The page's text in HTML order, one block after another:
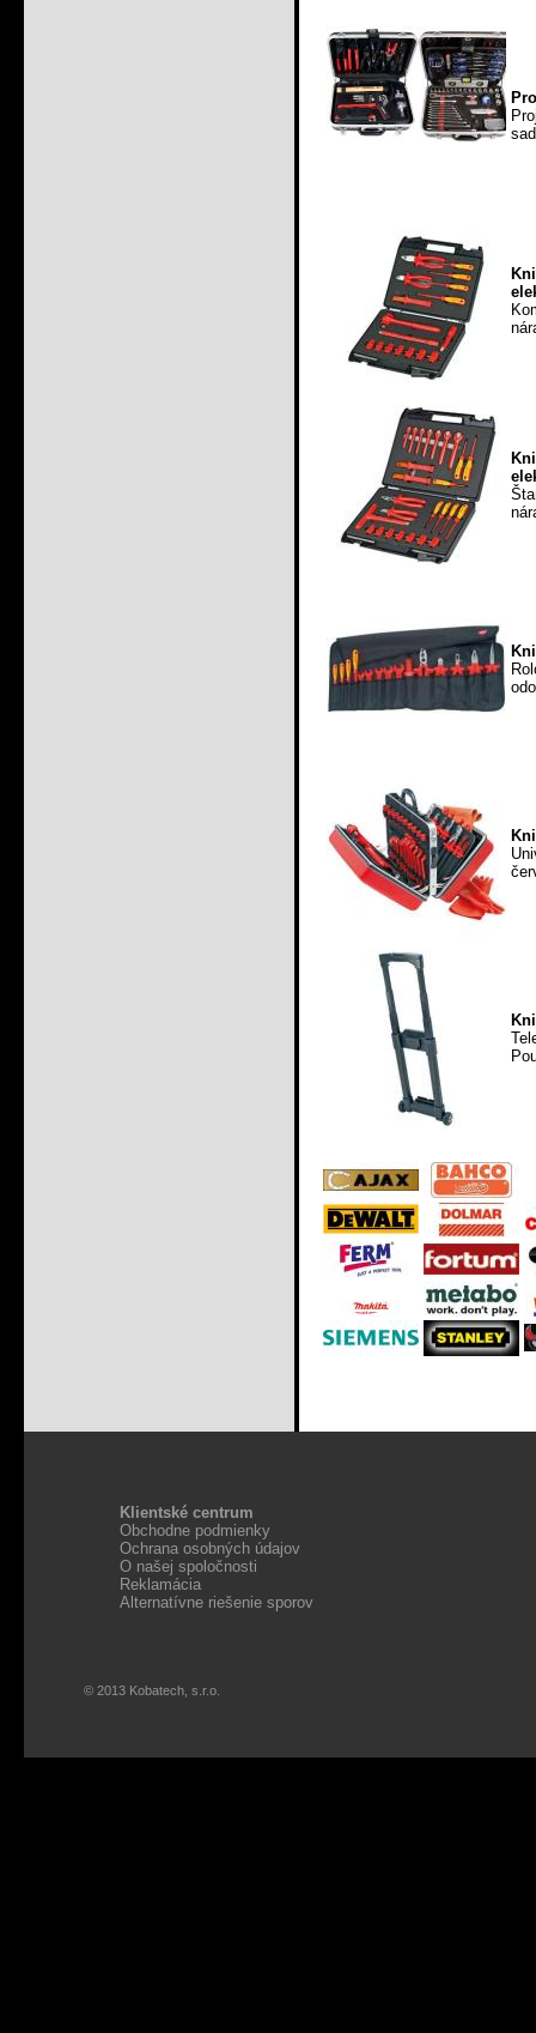
Klientské centrum
Obchodne podmienky
Ochrana osobných údajov
O našej spoločnosti
Reklamácia
Alternatívne riešenie sporov
© 2013 Kobatech, s.r.o.